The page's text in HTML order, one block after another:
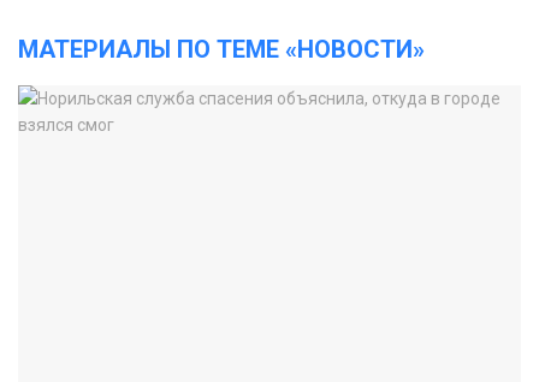
МАТЕРИАЛЫ ПО ТЕМЕ «НОВОСТИ»